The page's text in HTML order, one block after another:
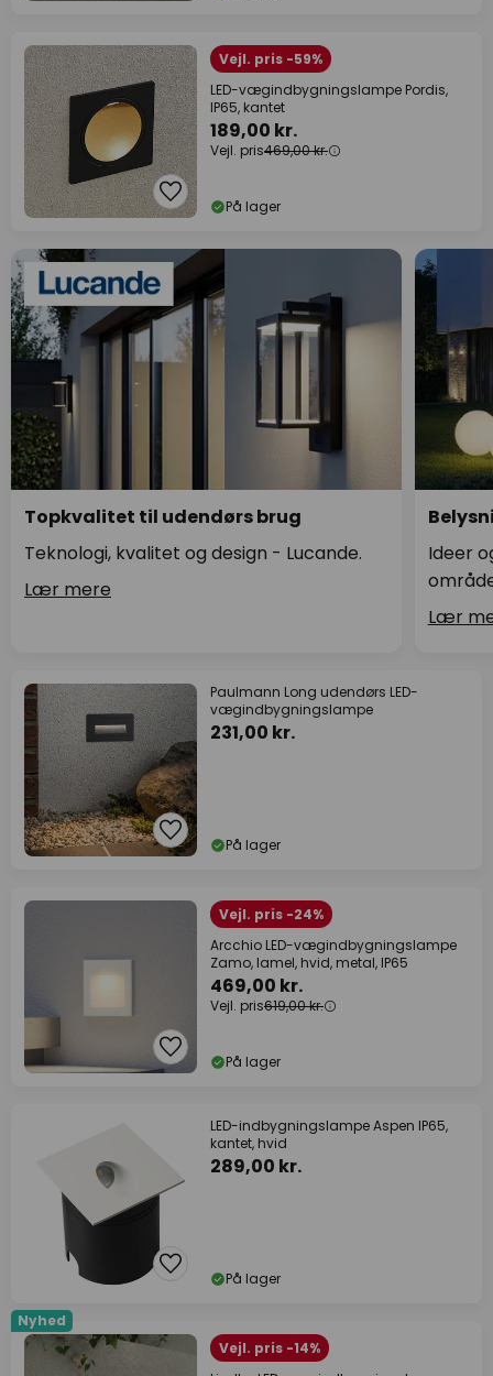
Vejl. pris -59%
LED-vægindbygningslampe Pordis,
IP65, kantet
189,00 kr.
Vejl. pris469,00 kr.
På lager
Topkvalitet til udendørs brug
Teknologi, kvalitet og design - Lucande.
Lær mere
Ideer
Lær
Paulmann Long udendørs LED-
vægindbygningslampe
231,00 kr.
På lager
Vejl. pris -24%
Arcchio LED-vægindbygningslampe
Zamo, lamel, hvid, metal, IP65
469,00 kr.
Vejl. pris619,00 kr.
På lager
LED-indbygningslampe Aspen IP65,
kantet, hvid
289,00 kr.
På lager
Nyhed
Vejl. pris -14%